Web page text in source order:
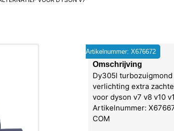
Artikelnummer: X676672
Omschrijving
Dy305l
verlichting extra
voor dyson v7 v8 v10
Artikelnummer:
COM